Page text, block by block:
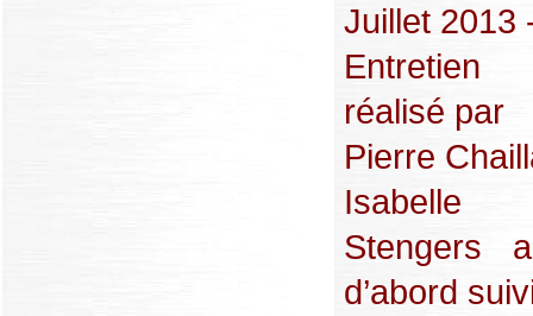
Juillet 2013
Entretien
réalisé
Pierre
Isabelle
Stengers a
d’abord